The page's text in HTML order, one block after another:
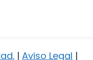
. | Aviso Legal |